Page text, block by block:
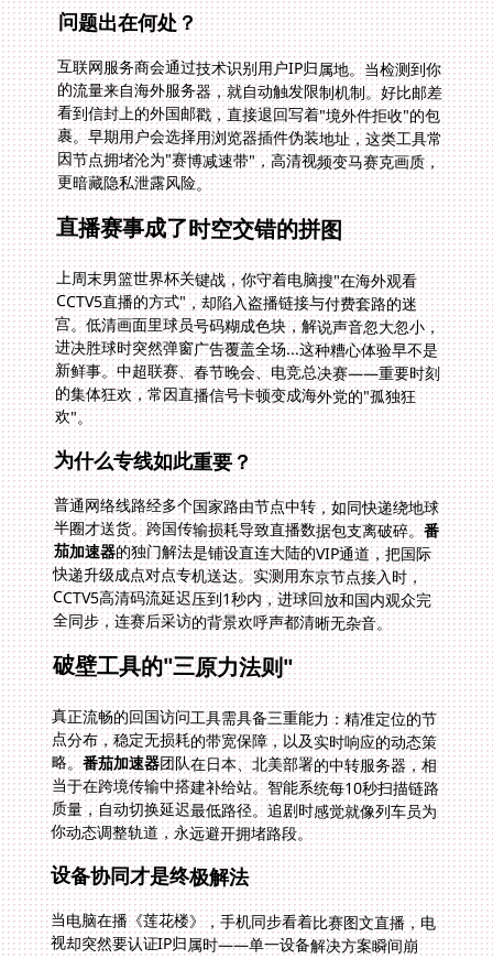
问题出在何处？
互联网服务商会通过技术识别用户IP归属地。当检测到你
的流量来自海外服务器，就自动触发限制机制。好比邮差
看到信封上的外国邮戳，直接退回写着"境外件拒收"的包
裹。早期用户会选择用浏览器插件伪装地址，这类工具常
因节点拥堵沦为"赛博减速带"，高清视频变马赛克画质，
更暗藏隐私泄露风险。
直播赛事成了时空交错的拼图
上周末男篮世界杯关键战，你守着电脑搜"在海外观看
CCTV5直播的方式"，却陷入盗播链接与付费套路的迷
宫。低清画面里球员号码糊成色块，解说声音忽大忽小，
进决胜球时突然弹窗广告覆盖全场...这种糟心体验早不是
新鲜事。中超联赛、春节晚会、电竞总决赛——重要时刻
的集体狂欢，常因直播信号卡顿变成海外党的"孤独狂
欢"。
为什么专线如此重要？
普通网络线路经多个国家路由节点中转，如同快递绕地球
半圈才送货。跨国传输损耗导致直播数据包支离破碎。番
茄加速器的独门解法是铺设直连大陆的VIP通道，把国际
快递升级成点对点专机送达。实测用东京节点接入时，
CCTV5高清码流延迟压到1秒内，进球回放和国内观众完
全同步，连赛后采访的背景欢呼声都清晰无杂音。
破壁工具的"三原力法则"
真正流畅的回国访问工具需具备三重能力：精准定位的节
点分布，稳定无损耗的带宽保障，以及实时响应的动态策
略。番茄加速器团队在日本、北美部署的中转服务器，相
当于在跨境传输中搭建补给站。智能系统每10秒扫描链路
质量，自动切换延迟最低路径。追剧时感觉就像列车员为
你动态调整轨道，永远避开拥堵路段。
设备协同才是终极解法
当电脑在播《莲花楼》，手机同步看着比赛图文直播，电
视却突然要认证IP归属时——单一设备解决方案瞬间崩
盘。最头痛莫过于日版Switch无法下载国区游戏，PS5联